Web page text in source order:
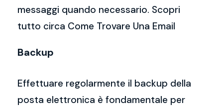
messaggi quando necessario. Scopri
tutto circa Come Trovare Una Email
Backup
Effettuare regolarmente il backup della
posta elettronica è fondamentale per